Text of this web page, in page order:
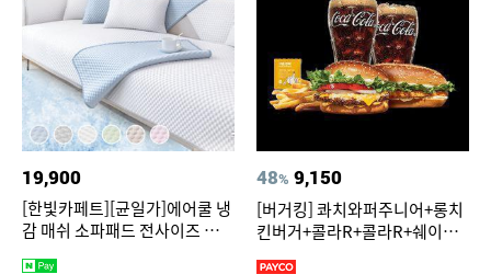
19,900
[한빛카페트][균일가]에어쿨 냉
감 매쉬 소파패드 전사이즈 균일
48% 9,150
[버거킹] 콰치와퍼주니어+롱치
킨버거+콜라R+콜라R+쉐이킹